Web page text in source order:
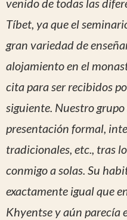
venido de todas las
Tíbet, ya que el
gran variedad de
alojamiento en el
cita para ser recibidos
siguiente. Nuestro
presentación formal,
tradicionales, etc., tras
conmigo a solas. Su
exactamente igual que
Khyentse y aún parecía